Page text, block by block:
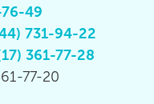
76-49
731-94-22
361-77-28
77-20